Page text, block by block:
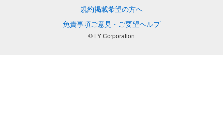
規約掲載希望の方へ
免責事項ご意見・ご要望ヘルプ
© LY Corporation